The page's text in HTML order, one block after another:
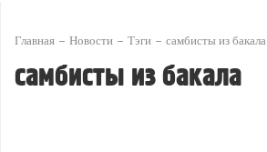
Главная Новости Тэги самбисты из бакала
самбисты из бакала